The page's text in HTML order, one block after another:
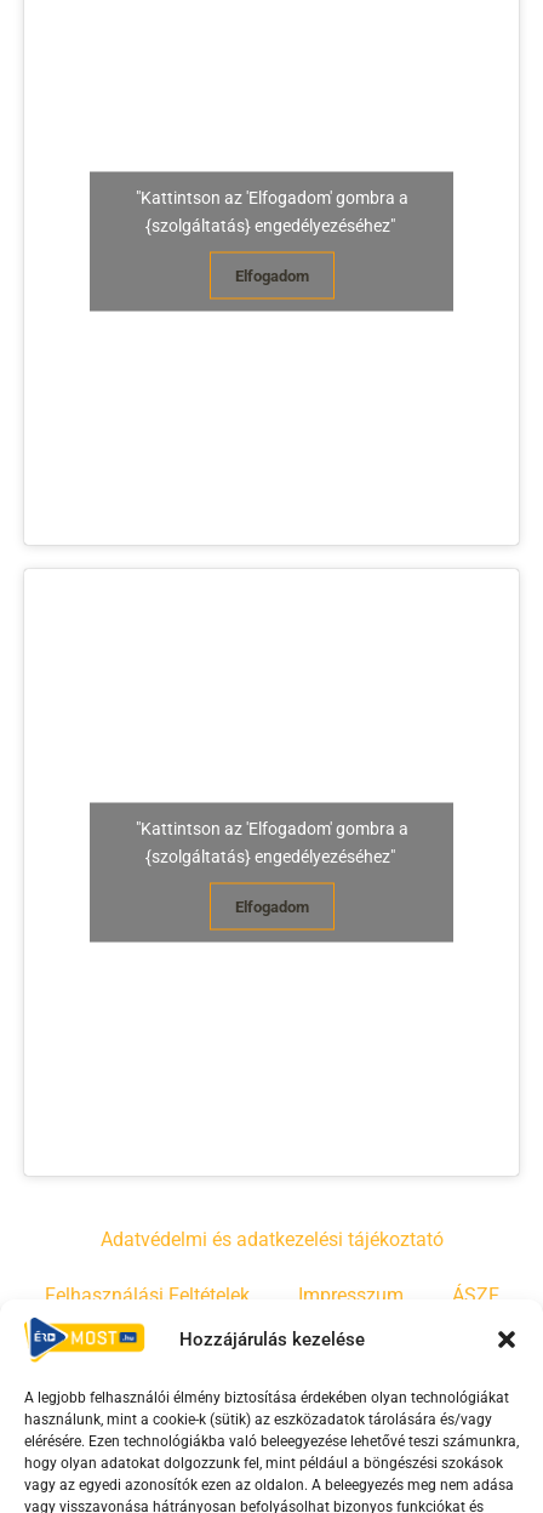
Hozzájárulás kezelése
A legjobb felhasználói élmény biztosítása érdekében olyan technológiákat
használunk, mint a cookie-k (sütik) az eszközadatok tárolására és/vagy
elérésére. Ezen technológiákba való beleegyezése lehetővé teszi számunkra,
hogy olyan adatokat dolgozzunk fel, mint például a böngészési szokások
vagy az egyedi azonosítók ezen az oldalon. A beleegyezés meg nem adása
vagy visszavonása hátrányosan befolyásolhat bizonyos funkciókat és
"Kattintson az 'Elfogadom' gombra a
{szolgáltatás} engedélyezéséhez"
Elfogadom
"Kattintson az 'Elfogadom' gombra a
{szolgáltatás} engedélyezéséhez"
Elfogadom
Adatvédelmi és adatkezelési tájékoztató
Felhasználási Feltételek Impresszum ÁSZF
Irányelvek Moderálási szabályzat
F
a
c
Y
o
u
T
i
k